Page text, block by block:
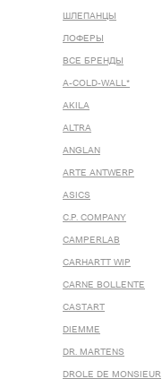
ШЛЕПАНЦЫ
ЛОФЕРЫ
ВСЕ БРЕНДЫ
A-COLD-WALL*
AKILA
ALTRA
ANGLAN
ARTE ANTWERP
ASICS
C.P. COMPANY
CAMPERLAB
CARHARTT WIP
CARNE BOLLENTE
CASTART
DIEMME
DR. MARTENS
DROLE DE MONSIEUR